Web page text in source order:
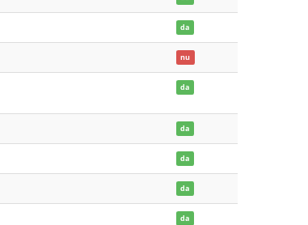
da
nu
da
da
da
da
da